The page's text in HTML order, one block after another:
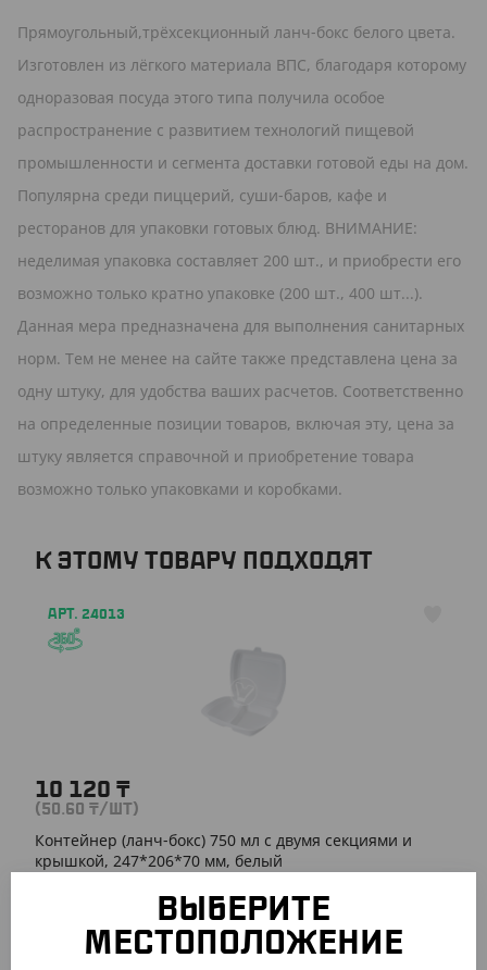
Прямоугольный,трёхсекционный ланч-бокс белого цвета.
Изготовлен из лёгкого материала ВПС, благодаря которому
одноразовая посуда этого типа получила особое
распространение с развитием технологий пищевой
промышленности и сегмента доставки готовой еды на дом.
Популярна среди пиццерий, суши-баров, кафе и
ресторанов для упаковки готовых блюд. ВНИМАНИЕ:
неделимая упаковка составляет 200 шт., и приобрести его
возможно только кратно упаковке (200 шт., 400 шт...).
Данная мера предназначена для выполнения санитарных
норм. Тем не менее на сайте также представлена цена за
одну штуку, для удобства ваших расчетов. Соответственно
на определенные позиции товаров, включая эту, цена за
штуку является справочной и приобретение товара
возможно только упаковками и коробками.
К ЭТОМУ ТОВАРУ ПОДХОДЯТ
АРТ. 24013
10 120 ₸
(50.60 ₸/ШТ)
Контейнер (ланч-бокс) 750 мл с двумя секциями и
крышкой, 247*206*70 мм, белый
ВЫБЕРИТЕ
МЕСТОПОЛОЖЕНИЕ